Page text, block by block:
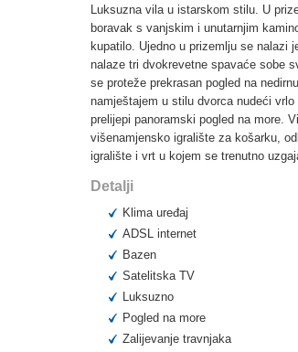
Luksuzna vila u istarskom stilu. U
boravak s vanjskim i unutarnjim
kupatilo. Ujedno u prizemlju se nalazi
nalaze tri dvokrevetne spavaće sobe
se proteže prekrasan pogled na
namještajem u stilu dvorca nudeći
prelijepi panoramski pogled na more.
višenamjensko igralište za košarku,
igralište i vrt u kojem se trenutno
Detalji
Klima uređaj
ADSL internet
Bazen
Satelitska TV
Luksuzno
Pogled na more
Zalijevanje travnjaka